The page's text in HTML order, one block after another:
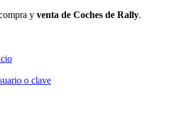
y venta de Coches de Rally.
o clave